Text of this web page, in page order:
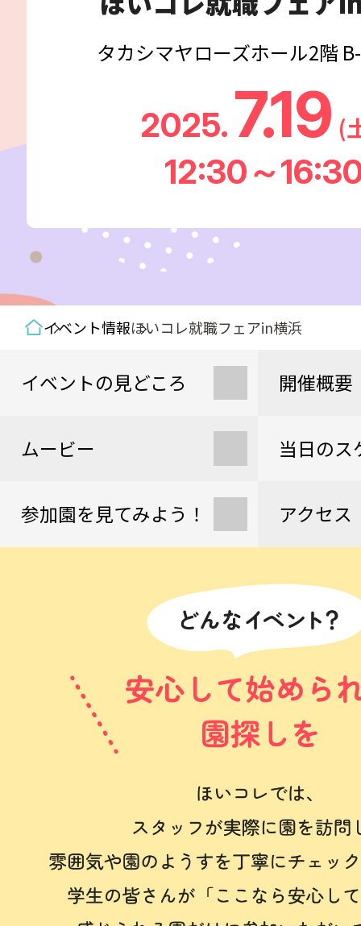
タカシマヤローズホール2階
2025. 7.19 (
12:30～
イベント情報ほいコレ就職フェアin横浜
イベントの見どころ 開催概要
ムービー 当日のス
参加園を見てみよう！ アクセス